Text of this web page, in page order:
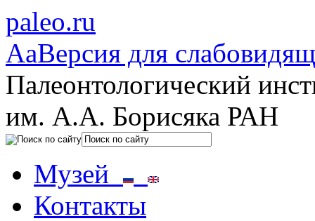
paleo.ru
AaВерсия для
Палеонтологический
им. А.А. Борисяка РАН
Музей
Контакты